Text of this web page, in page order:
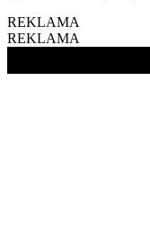
REKLAMA
REKLAMA